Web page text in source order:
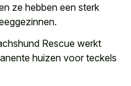
ze hebben een sterk
Rescue werkt
huizen voor teckels